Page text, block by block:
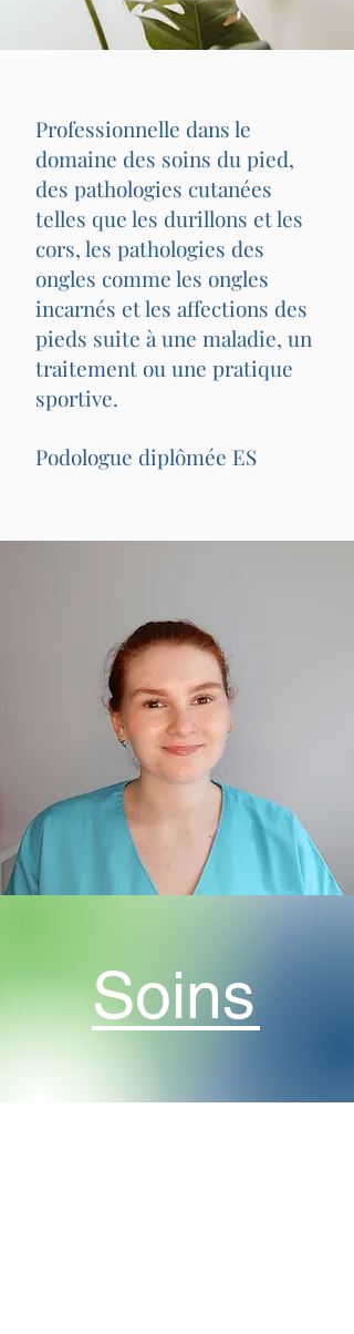
Professionnelle dans le
domaine des soins du pied,
des pathologies cutanées
telles que les durillons et les
cors, les pathologies des
ongles comme les ongles
incarnés et les affections des
pieds suite à une maladie, un
traitement ou une pratique
sportive.
Podologue diplômée ES
Soins